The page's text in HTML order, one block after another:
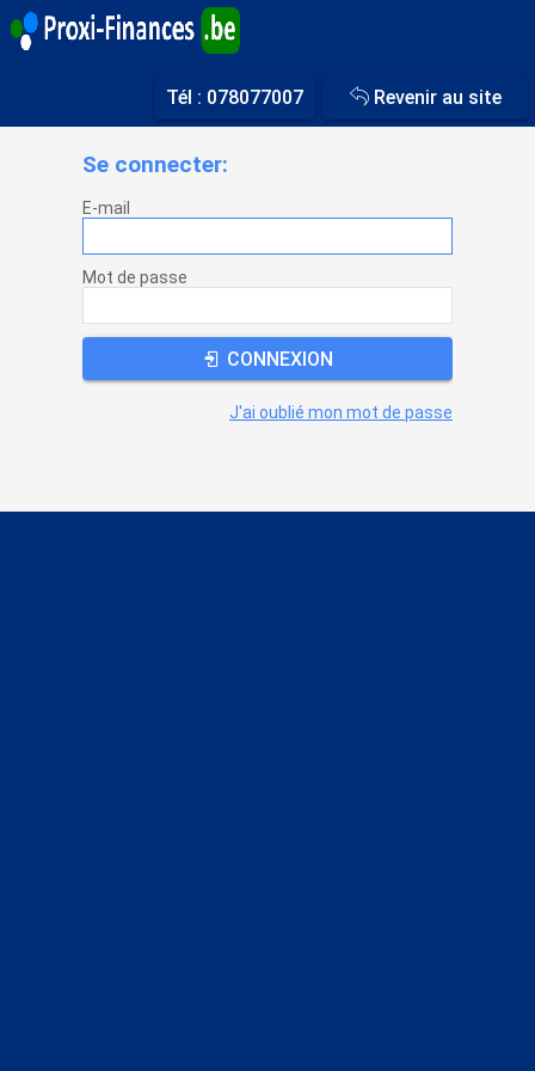
Tél : 078077007 Revenir au site
Se connecter:
E-mail
Mot de passe
 CONNEXION
J'ai oublié mon mot de passe